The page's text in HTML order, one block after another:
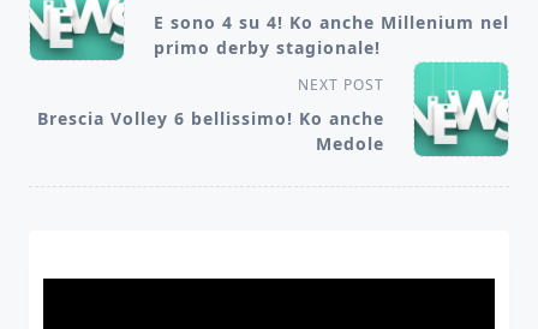
class="nav-
subtitle
reader-
E sono 4 su 4! Ko anche Millenium nel
primo derby stagionale!
NEXT POST
Brescia Volley 6 bellissimo! Ko anche
Medole